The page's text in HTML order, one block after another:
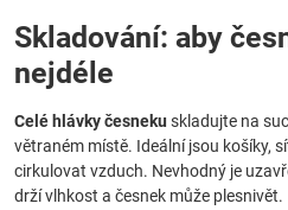
Skladování: aby
nejdéle
Celé hlávky česneku skladujte na
větraném místě. Ideální jsou košíky,
cirkulovat vzduch. Nevhodný je
drží vlhkost a česnek může plesnivět.